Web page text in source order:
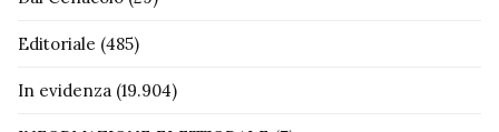
Editoriale (485)
In evidenza (19.904)